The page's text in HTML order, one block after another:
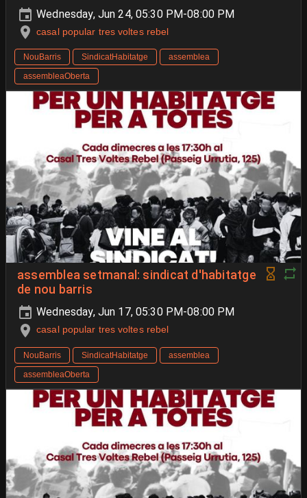
Wednesday, Jun 24, 05:30 PM-08:00 PM
casal popular tres voltes rebel
NouBarris SindicatHabitatge
assemblea
assembleaOberta
assemblea setmanal: sindicat d'habitatge
de nou barris
Wednesday, Jun 17, 05:30 PM-08:00 PM
casal popular tres voltes rebel
NouBarris SindicatHabitatge
assemblea
assembleaOberta